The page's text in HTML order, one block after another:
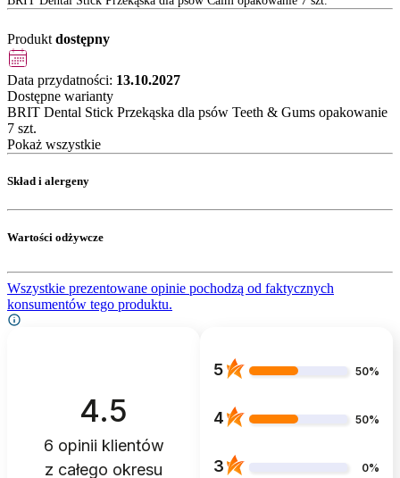
Produkt dostępny
Data przydatności: 13.10.2027
Dostępne warianty
BRIT Dental Stick Przekąska dla psów Teeth & Gums opakowanie
7 szt.
Pokaż wszystkie
Skład i alergeny
Wartości odżywcze
Wszystkie prezentowane opinie pochodzą od faktycznych
konsumentów tego produktu.
4.5
6 opinii klientów
z całego okresu
5 50%
4 50%
3 0%